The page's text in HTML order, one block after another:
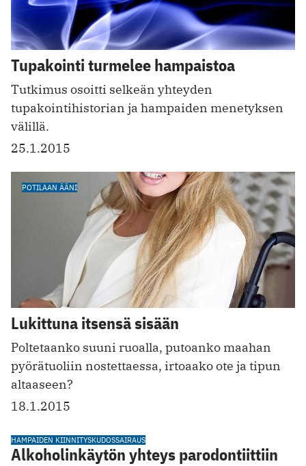
Tupakointi turmelee hampaistoa
Tutkimus osoitti selkeän yhteyden
tupakointihistorian ja hampaiden menetyksen
välillä.
25.1.2015
POTILAAN ÄÄNI
Lukittuna itsensä sisään
Poltetaanko suuni ruoalla, putoanko maahan
pyörätuoliin nostettaessa, irtoaako ote ja tipun
altaaseen?
18.1.2015
HAMPAIDEN KIINNITYSKUDOSSAIRAUS
Alkoholinkäytön yhteys parodontiittiin